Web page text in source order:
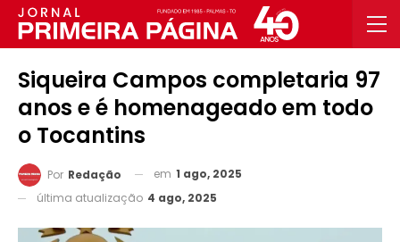
Siqueira Campos completaria 97
anos e é homenageado em todo
o Tocantins
Por Redação em 1 ago, 2025
última atualização 4 ago, 2025